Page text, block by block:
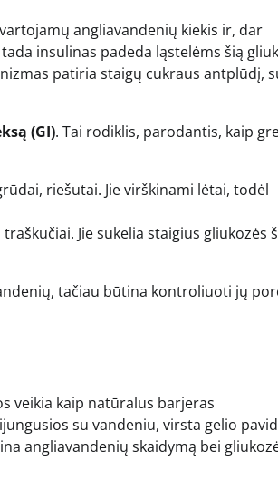
angliavandenių kiekis ir, dar
insulinas padeda ląstelėms šią
patiria staigų cukraus antplūdį,
(GI). Tai rodiklis, parodantis, kaip
riešutai. Jie virškinami lėtai, todėl
Jie sukelia staigius gliukozės
tačiau būtina kontroliuoti jų
veikia kaip natūralus barjeras
su vandeniu, virsta gelio
angliavandenių skaidymą bei